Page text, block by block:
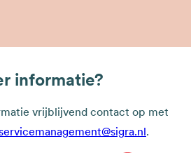
informatie?
vrijblijvend contact op met
.